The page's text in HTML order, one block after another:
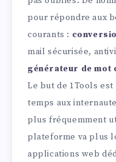
pour répondre aux
courants :
mail sécurisée,
générateur de mot
Le but de 1Tools
temps aux
plus fréquemment
plateforme va plus
applications web